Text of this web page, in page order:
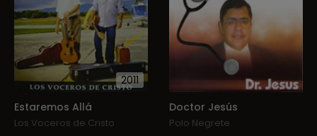
2011
Estaremos Allá
Los Voceros de Cristo
Doctor Jesús
Polo Negrete